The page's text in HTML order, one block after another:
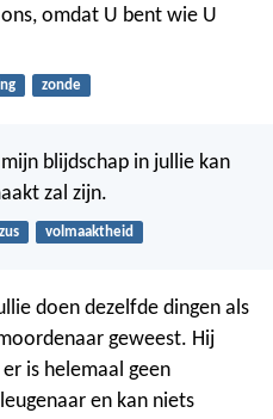
omdat U bent wie U
zonde
blijdschap in jullie kan
zal zijn.
volmaaktheid
doen dezelfde dingen als
geweest. Hij
is helemaal geen
en kan niets